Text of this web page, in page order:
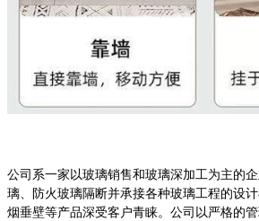
公司系一家以玻璃销售和玻璃深加工为主的
璃、防火玻璃隔断并承接各种玻璃工程的设
烟垂壁等产品深受客户青睐。公司以严格的